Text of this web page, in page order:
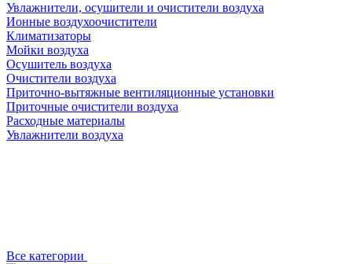
Увлажнители, осушители и очистители воздуха
Ионные воздухоочистители
Климатизаторы
Мойки воздуха
Осушитель воздуха
Очистители воздуха
Приточно-вытяжные вентиляционные установки
Приточные очистители воздуха
Расходные материалы
Увлажнители воздуха
Все категории